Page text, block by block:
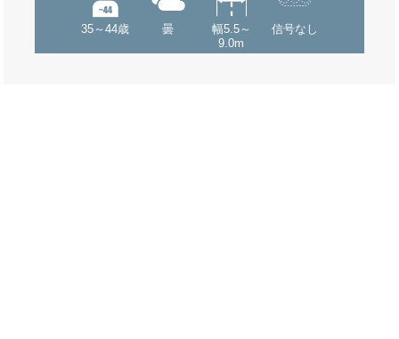
35～44歳 曇
幅5.5～
9.0m
信号なし